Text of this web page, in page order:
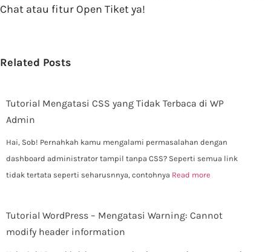
Chat atau fitur Open Tiket ya!
Related Posts
Tutorial Mengatasi CSS yang Tidak Terbaca di WP
Admin
Hai, Sob! Pernahkah kamu mengalami permasalahan dengan
dashboard administrator tampil tanpa CSS? Seperti semua link
tidak tertata seperti seharusnnya, contohnya Read more
Tutorial WordPress – Mengatasi Warning: Cannot
modify header information